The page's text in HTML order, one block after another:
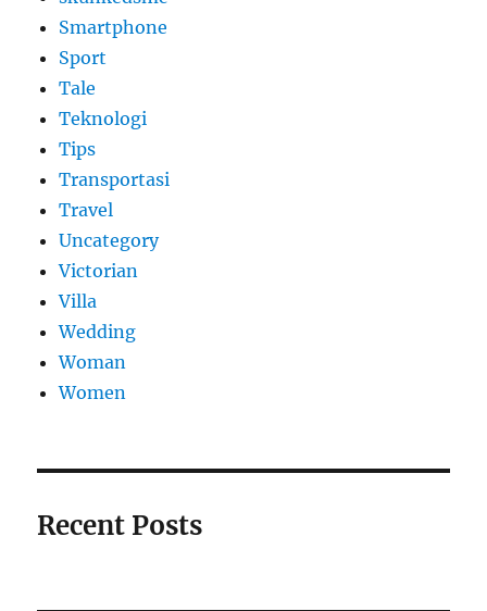
Smartphone
Sport
Tale
Teknologi
Tips
Transportasi
Travel
Uncategory
Victorian
Villa
Wedding
Woman
Women
Recent Posts